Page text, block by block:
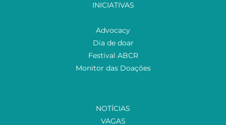
INICIATIVAS
Advocacy
Dia de doar
Festival ABCR
Monitor das Doações
NOTÍCIAS
VAGAS